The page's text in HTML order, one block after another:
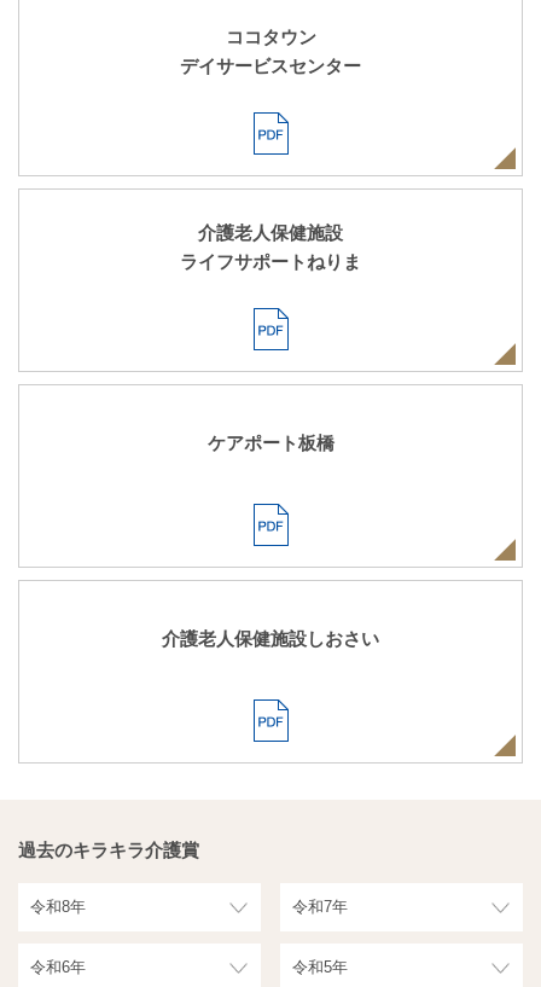
ココタウン
デイサービスセンター
介護老人保健施設
ライフサポートねりま
ケアポート板橋
介護老人保健施設しおさい
過去のキラキラ介護賞